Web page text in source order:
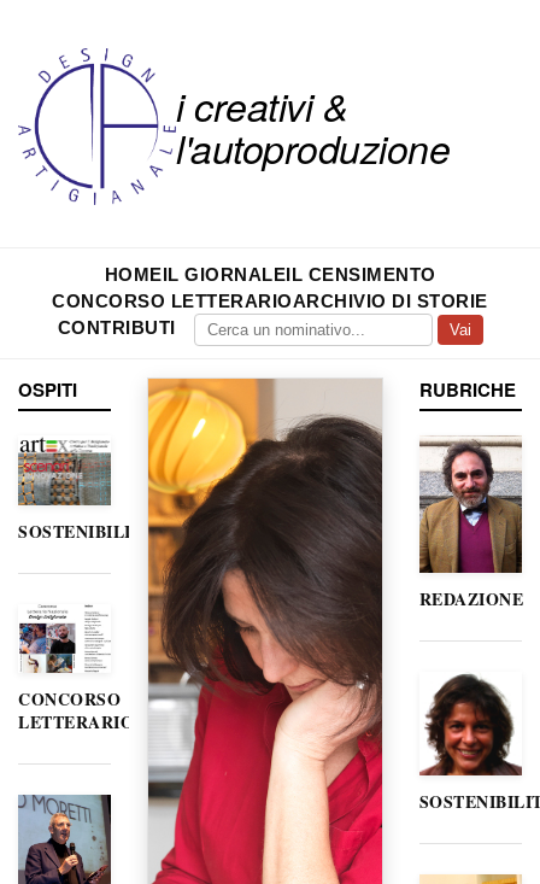
i creativi &
l'autoproduzione
HOMEIL GIORNALEIL CENSIMENTO
CONCORSO LETTERARIOARCHIVIO DI STORIE
CONTRIBUTI
Vai
OSPITI
SOSTENIBILITÀ
CONCORSO
LETTERARIO
RUBRICHE
REDAZIONE